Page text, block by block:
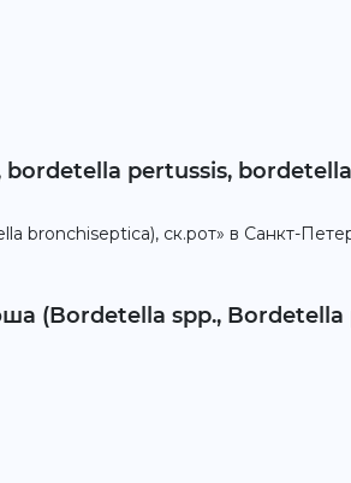
pertussis, bordetella
ск.рот» в Санкт-
(Bordetella spp., Bordetella